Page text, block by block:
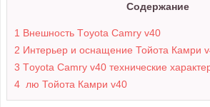
Содержание
1 Внешность Тoyota Сamry v40
2 Интерьер и оснащение Тойота Камри
3 Тoyota Сamry v40 технические
4 лю Тойота Камри v40